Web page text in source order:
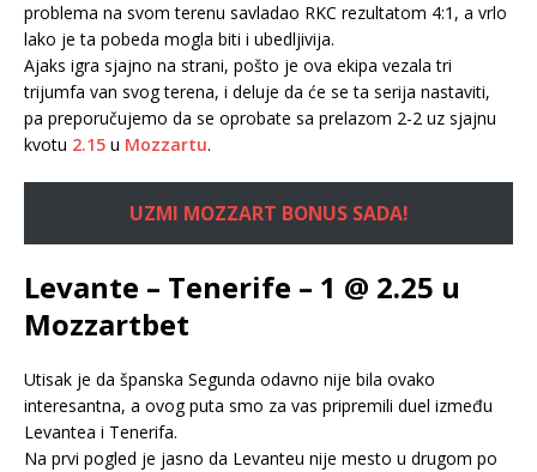
problema na svom terenu savladao RKC rezultatom 4:1, a vrlo
lako je ta pobeda mogla biti i ubedljivija.
Ajaks igra sjajno na strani, pošto je ova ekipa vezala tri
trijumfa van svog terena, i deluje da će se ta serija nastaviti,
pa preporučujemo da se oprobate sa prelazom 2-2 uz sjajnu
kvotu 2.15 u Mozzartu.
UZMI MOZZART BONUS SADA!
Levante – Tenerife – 1 @ 2.25 u
Mozzartbet
Utisak je da španska Segunda odavno nije bila ovako
interesantna, a ovog puta smo za vas pripremili duel između
Levantea i Tenerifa.
Na prvi pogled je jasno da Levanteu nije mesto u drugom po